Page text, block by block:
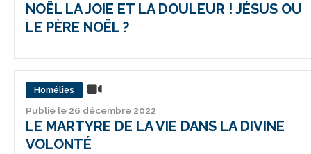
NOËL LA JOIE ET LA DOULEUR ! JÉSUS OU
LE PÈRE NOËL ?
Homélies
Publié le 26 décembre 2022
LE MARTYRE DE LA VIE DANS LA DIVINE
VOLONTÉ